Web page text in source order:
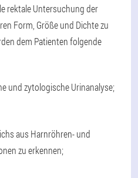
rektale Untersuchung der
Form, Größe und Dichte zu
dem Patienten folgende
und zytologische Urinanalyse;
aus Harnröhren- und
zu erkennen;